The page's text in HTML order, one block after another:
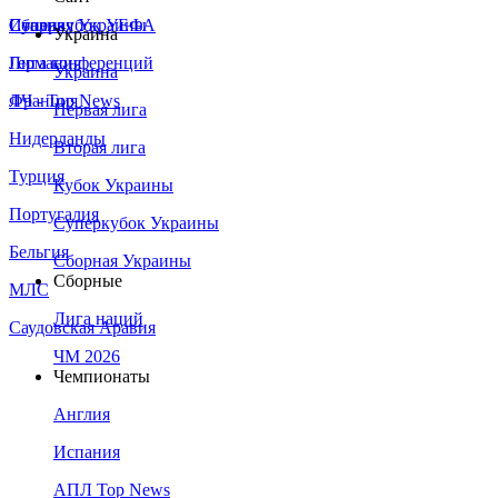
Сборная Украины
Италия
Германия
Франция
Нидерланды
Турция
Португалия
Бельгия
МЛС
Саудовская Аравия
Суперкубок УЕФА
Лига конференций
ЛЧ - Top News
Украина
Украина
Первая лига
Вторая лига
Кубок Украины
Суперкубок Украины
Сборная Украины
Сборные
Лига наций
ЧМ 2026
Чемпионаты
Англия
Испания
АПЛ Top News